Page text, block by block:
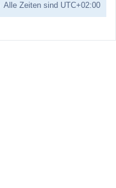
Alle Zeiten sind UTC+02:00